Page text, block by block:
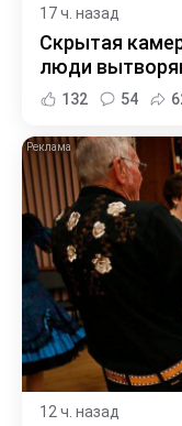
17 ч. назад
Скрытая
люди
132 54
12 ч. назад